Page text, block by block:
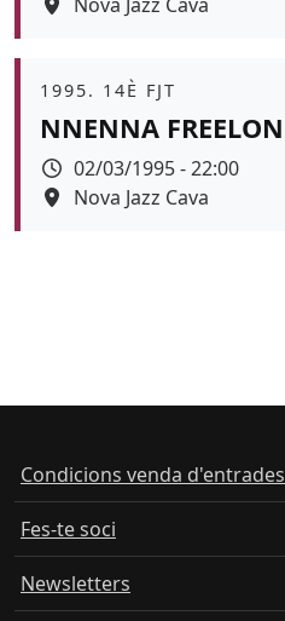
Àmbit
1995. 14È FJT
NNENNA FREELON
Data
02/03/1995 - 22:00
Espai
Nova Jazz Cava
Condicions venda d'entrades
Fes-te soci
Newsletters